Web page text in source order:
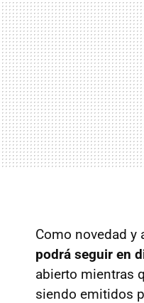
Como novedad y
podrá seguir en
abierto mientras
siendo emitidos